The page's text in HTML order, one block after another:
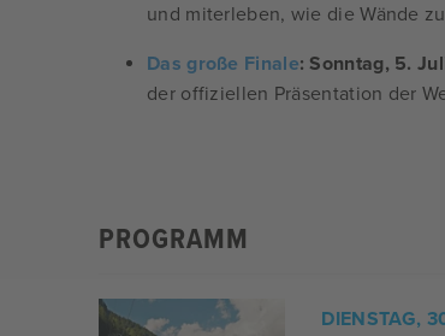
und miterleben, wie die Wände
Das große Finale: Sonntag, 5.
der offiziellen Präsentation der
PROGRAMM
DIENSTAG,